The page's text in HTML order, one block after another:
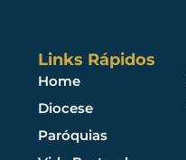
Links Rápidos
Home
Diocese
Paróquias